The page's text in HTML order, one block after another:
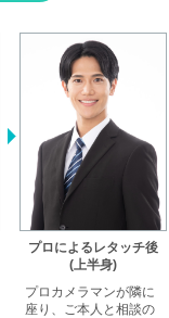
プロによるレタッチ後
(上半身)
プロカメラマンが隣に
座り、ご本人と相談の